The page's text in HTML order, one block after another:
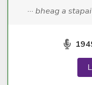
··· bheag a